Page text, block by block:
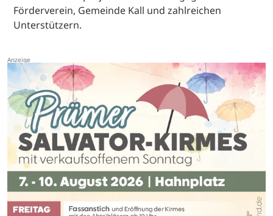
Förderverein, Gemeinde Kall und zahlreichen
Unterstützern.